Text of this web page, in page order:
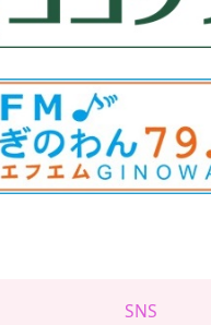
SNS